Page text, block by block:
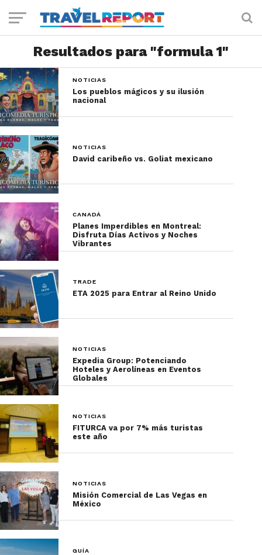
Resultados para "formula 1"
NOTICIAS
Los pueblos mágicos y su ilusión
nacional
NOTICIAS
David caribeño vs. Goliat mexicano
CANADÁ
Planes Imperdibles en Montreal:
Disfruta Días Activos y Noches
Vibrantes
TRADE
ETA 2025 para Entrar al Reino Unido
NOTICIAS
Expedia Group: Potenciando
Hoteles y Aerolíneas en Eventos
Globales
NOTICIAS
FITURCA va por 7% más turistas
este año
NOTICIAS
Misión Comercial de Las Vegas en
México
GUÍA